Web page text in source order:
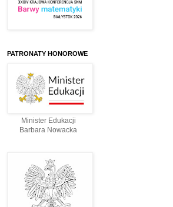
PATRONATY HONOROWE
Minister Edukacji
Barbara Nowacka